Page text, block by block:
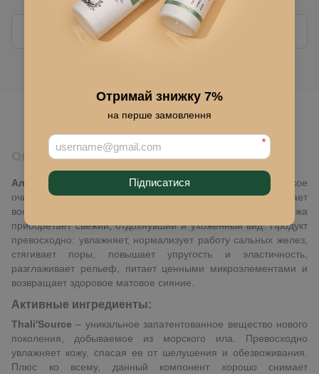
Отримай знижку 7%
на перше замовлення
*
Підписатися
Сообщить, когда появится
В избранное
Описание
Альгинатная маска детокс– обеспечивает глубокое
очищение пор, сужает их, выводит токсины, снимает
воспаления и высыпания, избавляет от черных точек. Кожа
приобретает свежий, отдохнувший и ухоженный вид. Продукт
превосходно: увлажняет, нормализует работу сальных желез,
стягивает поры, повышает упругость и эластичность,
разглаживает рельеф, питает ценными микроэлементами и
возвращает здоровое матовое сияние.
Активные ингредиенты:
Thali'Source – уникальное запатентованное вещество нового
поколения, добываемое из морского ила. Превосходно
увлажняет кожу, спасая ее от шелушения и обезвоживания.
Плюс ко всему, данный компонент хорошо снимает